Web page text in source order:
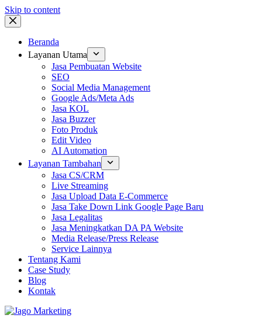
Skip to content
Beranda
Layanan Utama
Jasa Pembuatan Website
SEO
Social Media Management
Google Ads/Meta Ads
Jasa KOL
Jasa Buzzer
Foto Produk
Edit Video
AI Automation
Layanan Tambahan
Jasa CS/CRM
Live Streaming
Jasa Upload Data E-Commerce
Jasa Take Down Link Google Page Baru
Jasa Legalitas
Jasa Meningkatkan DA PA Website
Media Release/Press Release
Service Lainnya
Tentang Kami
Case Study
Blog
Kontak